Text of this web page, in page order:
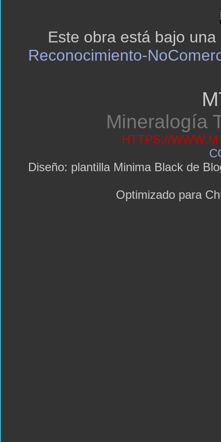
Este obra está bajo una
Reconocimiento-
Mineralogía
HTTPS://
Diseño: plantilla Minima Black de
Optimizado para